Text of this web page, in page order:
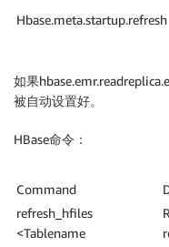
Hbase.meta.startup.refresh
如果
被自动设置好。
HBase命令：
Command
refresh_hfiles
<Tablename